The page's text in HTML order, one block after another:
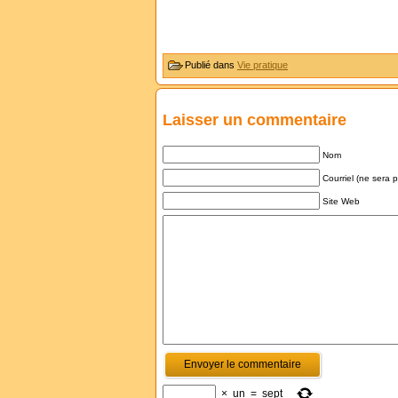
Publié dans Vie pratique
Laisser un commentaire
Nom
Courriel (ne sera
Site Web
× un = sept